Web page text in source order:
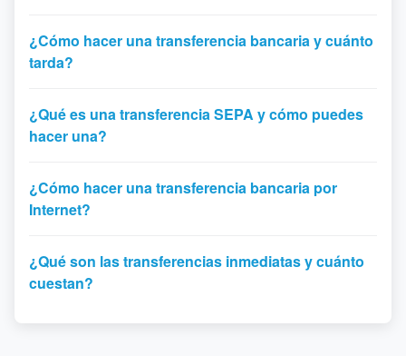
¿Cómo hacer una transferencia bancaria y cuánto
tarda?
¿Qué es una transferencia SEPA y cómo puedes
hacer una?
¿Cómo hacer una transferencia bancaria por
Internet?
¿Qué son las transferencias inmediatas y cuánto
cuestan?